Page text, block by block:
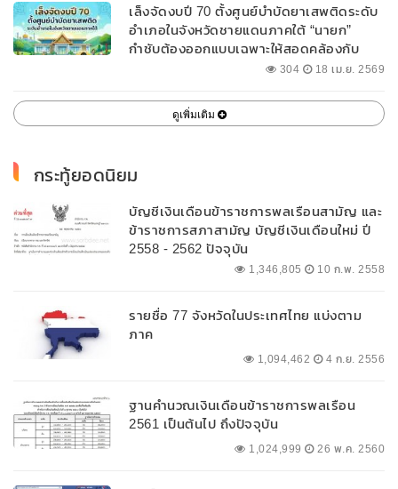
เล็งจัดงบปี 70 ตั้งศูนย์บำบัดยาเสพติดระดับ
อำเภอในจังหวัดชายแดนภาคใต้ “นายก”
กำชับต้องออกแบบเฉพาะให้สอดคล้องกับ
304 18 เม.ย. 2569
ดูเพิ่มเติม
กระทู้ยอดนิยม
บัญชีเงินเดือนข้าราชการพลเรือนสามัญ และ
ข้าราชการสภาสามัญ บัญชีเงินเดือนใหม่ ปี
2558 - 2562 ปัจจุบัน
1,346,805 10 ก.พ. 2558
รายชื่อ 77 จังหวัดในประเทศไทย แบ่งตาม
ภาค
1,094,462 4 ก.ย. 2556
ฐานคำนวณเงินเดือนข้าราชการพลเรือน
2561 เป็นต้นไป ถึงปัจจุบัน
1,024,999 26 พ.ค. 2560